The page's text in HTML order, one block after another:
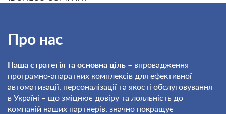
Про нас
Наша стратегія та основна ціль – впровадження
програмно-апаратних комплексів для ефективної
автоматизації, персоналізації та якості обслуговування
в Україні – що зміцнює довіру та лояльність до
компаній наших партнерів, значно покращує